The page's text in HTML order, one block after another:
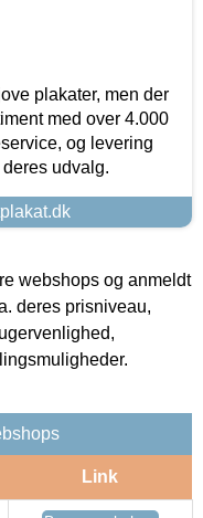
plakater, men der
med over 4.000
og levering
udvalg.
webshops og anmeldt
deres prisniveau,
Link